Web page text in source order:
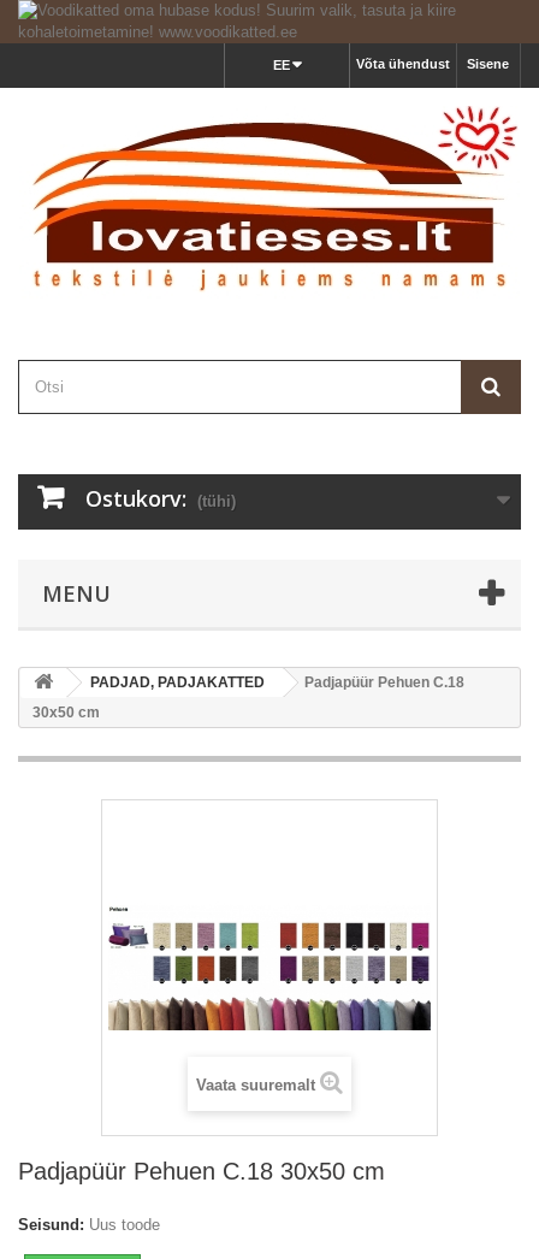
Sisene
Võta ühendust
EE
Ostukorv: (tühi)
MENU
PADJAD, PADJAKATTED
Padjapüür Pehuen C.18
30x50 cm
Vaata suuremalt
Padjapüür Pehuen C.18 30x50 cm
Seisund: Uus toode